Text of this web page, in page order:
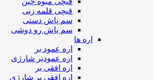
قیچی قلمه زنی
سم پاش دستی
سم پاش رو دوشی
اره ها
اره عمود بر
اره عمودبر شارژی
اره افقی بر
اره افقی بر شارژی